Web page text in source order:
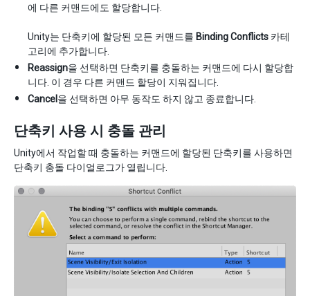
에 다른 커맨드에도 할당합니다.
Unity는 단축키에 할당된 모든 커맨드를 Binding Conflicts 카테
고리에 추가합니다.
Reassign을 선택하면 단축키를 충돌하는 커맨드에 다시 할당합
니다. 이 경우 다른 커맨드 할당이 지워집니다.
Cancel 을 선택하면 아무 동작도 하지 않고 종료합니다.
단축키 사용 시 충돌 관리
Unity에서 작업할 때 충돌하는 커맨드에 할당된 단축키를 사용하면
단축키 충돌 다이얼로그가 열립니다.